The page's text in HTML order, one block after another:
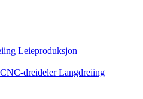
Leieproduksjon
CNC-dreidelerLangdreiing